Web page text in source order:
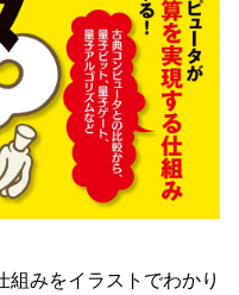
みをイラストでわかり